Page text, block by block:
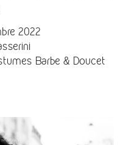
2022
Barbe & Doucet